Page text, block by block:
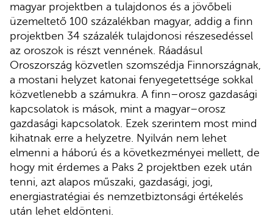
magyar projektben a tulajdonos és a jövőbeli
üzemeltető 100 százalékban magyar, addig a finn
projektben 34 százalék tulajdonosi részesedéssel
az oroszok is részt vennének. Ráadásul
Oroszország közvetlen szomszédja Finnországnak,
a mostani helyzet katonai fenyegetettsége sokkal
közvetlenebb a számukra. A finn–orosz gazdasági
kapcsolatok is mások, mint a magyar–orosz
gazdasági kapcsolatok. Ezek szerintem most mind
kihatnak erre a helyzetre. Nyilván nem lehet
elmenni a háború és a következményei mellett, de
hogy mit érdemes a Paks 2 projektben ezek után
tenni, azt alapos műszaki, gazdasági, jogi,
energiastratégiai és nemzetbiztonsági értékelés
után lehet eldönteni.